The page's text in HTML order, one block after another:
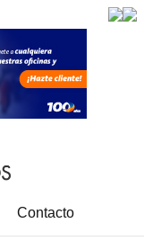
Contacto